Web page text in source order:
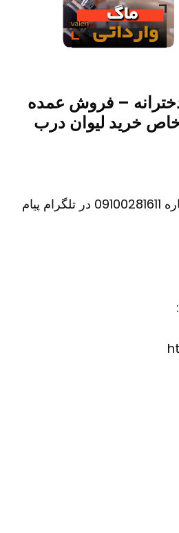
– فروش عمده
خاص خرید لیوان درب
به شماره 09100281611 در تلگرام پیام